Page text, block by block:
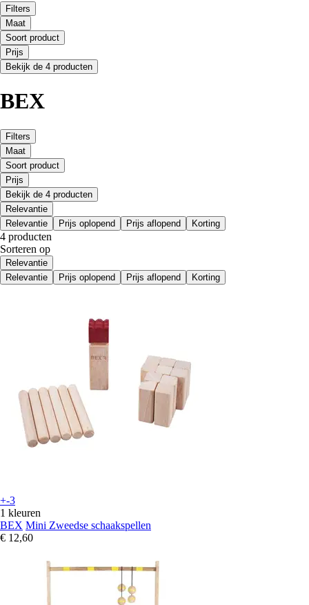
Filters
Maat
Soort product
Prijs
Bekijk de 4 producten
BEX
Filters
Maat
Soort product
Prijs
Bekijk de 4 producten
Relevantie
Relevantie
Prijs oplopend Prijs aflopend Korting
4 producten
Sorteren op
Relevantie
Relevantie
Prijs oplopend Prijs aflopend Korting
+-3
1 kleuren
BEX Mini Zweedse schaakspellen
€ 12,60